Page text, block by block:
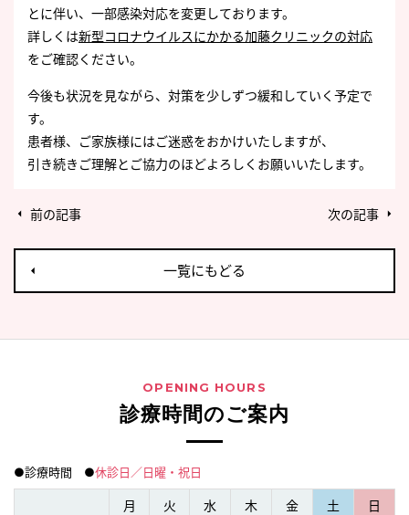
とに伴い、一部感染対応を変更しております。
詳しくは新型コロナウイルスにかかる加藤クリニックの対応
をご確認ください。
今後も状況を見ながら、対策を少しずつ緩和していく予定で
す。
患者様、ご家族様にはご迷惑をおかけいたしますが、
引き続きご理解とご協力のほどよろしくお願いいたします。
前の記事 次の記事
一覧にもどる
OPENING HOURS
診療時間のご案内
●診療時間 ●休診日／日曜・祝日
月 火 水 木 金 土 日